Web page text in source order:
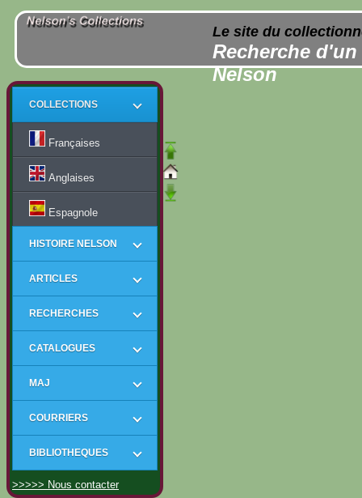
Le site du
Recherche
Nelson
COLLECTIONS
Françaises
Anglaises
Espagnole
HISTOIRE NELSON
ARTICLES
RECHERCHES
CATALOGUES
MAJ
COURRIERS
BIBLIOTHEQUES
>>>>> Nous contacter